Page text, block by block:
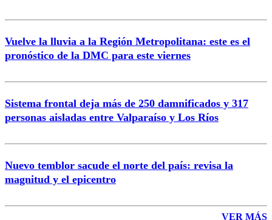
Enviar comentario
Vuelve la lluvia a la Región Metropolitana: este es el
pronóstico de la DMC para este viernes
Sistema frontal deja más de 250 damnificados y 317
personas aisladas entre Valparaíso y Los Ríos
Nuevo temblor sacude el norte del país: revisa la
magnitud y el epicentro
VER MÁS